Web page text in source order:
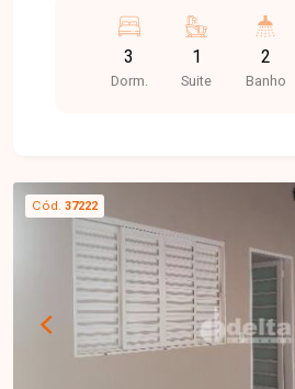
comércios, escolas e serviços,
praticidade e qualidade de vida. Casa com
aproximadamente 110 m² de
cozinha externa. O imóvel conta
edícula de aproximadamente 40
com sala no contra piso,
lavanderia, além de 2 vagas de
excelente oportunidade para
versatilidade e boa
e agende sua visita!
3
Dorm.
1
Suite
2
Banho
Cód. 37222